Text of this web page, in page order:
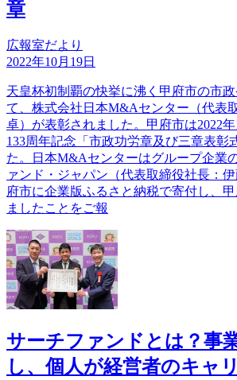
章
広報室だより
2022年10月19日
天皇杯初制覇の快挙に沸く甲府市の市
て、株式会社日本M&Aセンター（代表
卓）が表彰されました。甲府市は2022
133周年記念「市政功労章及び三章表彰
た。日本M&Aセンターはグループ企業
ァンド・ジャパン（代表取締役社長：
府市に企業版ふるさと納税で寄付し、
ましたことをご報
サーチファンドとは？事
し、個人が経営者のキャ